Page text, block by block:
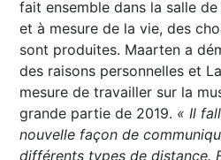
fait ensemble dans la salle
et à mesure de la vie, des
sont produites. Maarten a
des raisons personnelles et
mesure de travailler sur la
grande partie de 2019. « Il
nouvelle façon de
différents types de distance.